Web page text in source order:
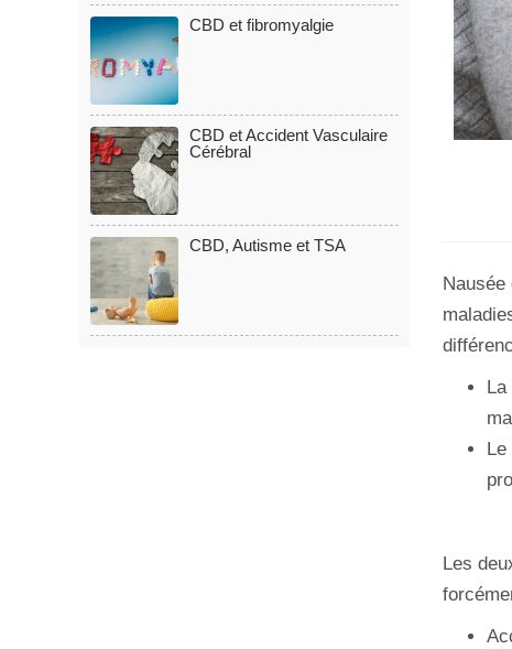
La
Le
Les
CBD et fibromyalgie
CBD et Accident Vasculaire
Cérébral
CBD, Autisme et TSA